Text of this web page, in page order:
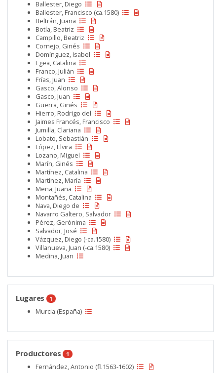
Ballester, Diego
Ballester, Francisco (ca.1580)
Beltrán, Juana
Botía, Beatriz
Campillo, Beatriz
Cornejo, Ginés
Domínguez, Isabel
Egea, Catalina
Franco, Julián
Frías, Juan
Gasco, Alonso
Gasco, Juan
Guerra, Ginés
Hierro, Rodrigo del
Jaimes Francés, Francisco
Jumilla, Clariana
Lobato, Sebastián
López, Elvira
Lozano, Miguel
Marín, Ginés
Martínez, Catalina
Martínez, María
Mena, Juana
Montañés, Catalina
Nava, Diego de
Navarro Galtero, Salvador
Pérez, Gerónima
Salvador, José
Vázquez, Diego (-ca.1580)
Villanueva, Juan (-ca.1580)
Medina, Juan
Lugares 1
Murcia (España)
Productores 1
Fernández, Antonio (fl.1563-1602)